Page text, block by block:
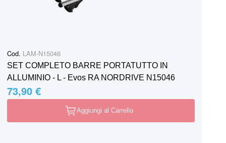
Cod. LAM-N15046
SET COMPLETO BARRE PORTATUTTO IN
ALLUMINIO - L - Evos RA NORDRIVE N15046
73,90 €
Aggiungi al Carrello